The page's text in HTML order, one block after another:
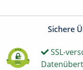
Sichere
SSL-